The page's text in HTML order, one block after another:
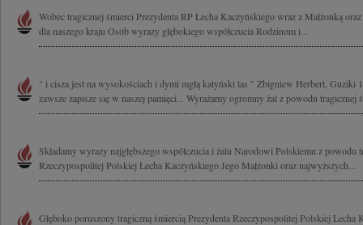
Wobec tragicznej śmierci Prezydenta RP Lecha Kaczyńskiego wraz z Małżonką
dla naszego kraju Osób wyrazy głębokiego współczucia Rodzinom i...
" i cisza jest na wysokościach i dymi mgłą katyński las " Zbigniew Herbert, Guziki
zawsze zapisze się w naszej pamięci... Wyrażamy ogromny żal z powodu tragicznej
Składamy wyrazy najgłębszego współczucia i żalu Narodowi Polskiemu z powodu
Rzeczypospolitej Polskiej Lecha Kaczyńskiego Jego Małżonki oraz najwyższych...
Głęboko poruszony tragiczną śmiercią Prezydenta Rzeczypospolitej Polskiej Lecha